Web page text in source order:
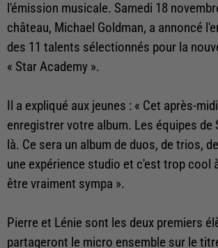
l'émission musicale. Samedi 18
château, Michael Goldman, a annoncé
des 11 talents sélectionnés pour la
« Star Academy ».
Il a expliqué aux jeunes : « Cet après-
enregistrer votre album. Les équipes de
là. Ce sera un album de duos, de trios,
une expérience studio et c'est trop cool
être vraiment sympa ».
Pierre et Lénie sont les deux premiers
partageront le micro ensemble sur le